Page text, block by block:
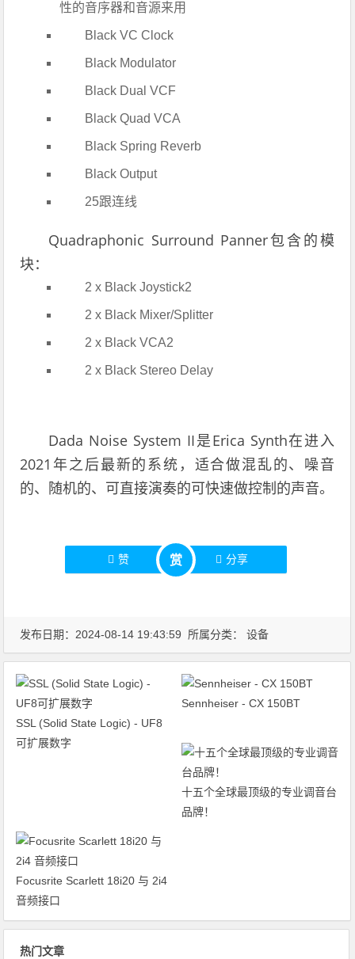
性的音序器和音源来用
Black VC Clock
Black Modulator
Black Dual VCF
Black Quad VCA
Black Spring Reverb
Black Output
25跟连线
Quadraphonic Surround Panner包含的模
块：
2 x Black Joystick2
2 x Black Mixer/Splitter
2 x Black VCA2
2 x Black Stereo Delay
Dada Noise System II是Erica Synth在进入
2021年之后最新的系统，适合做混乱的、噪音
的、随机的、可直接演奏的可快速做控制的声音。
赞 赏 分享
发布日期：2024-08-14 19:43:59 所属分类：设备
SSL (Solid State Logic) - UF8
可扩展数字
Sennheiser - CX 150BT
十五个全球最顶级的专业调音台
品牌！
Focusrite Scarlett 18i20 与 2i4
音频接口
热门文章